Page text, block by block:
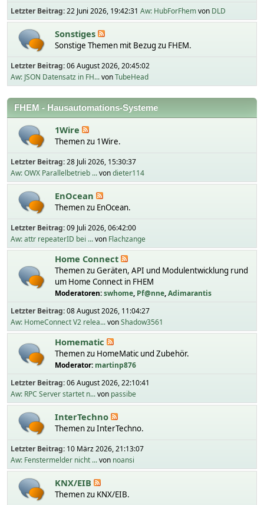
Letzter Beitrag:22 Juni 2026, 19:42:31 Aw: HubForFhemvon DLD
Sonstiges
Sonstige Themen mit Bezug zu FHEM.
Letzter Beitrag:06 August 2026, 20:45:02
Aw: JSON Datensatz in FH...vonTubeHead
FHEM - Hausautomations-Systeme
1Wire
Themen zu 1Wire.
Letzter Beitrag:28 Juli 2026, 15:30:37
Aw: OWX Parallelbetrieb ...vondieter114
EnOcean
Themen zu EnOcean.
Letzter Beitrag:09 Juli 2026, 06:42:00
Aw: attr repeaterID bei ...von Flachzange
Home Connect
Themen zu Geräten, API und Modulentwicklung rund
um Home Connect in FHEM
Moderatoren:swhome, Pf@nne,Adimarantis
Letzter Beitrag:08 August 2026, 11:04:27
Aw: HomeConnect V2 relea...vonShadow3561
Homematic
Themen zu HomeMatic und Zubehör.
Moderator: martinp876
Letzter Beitrag:06 August 2026, 22:10:41
Aw: RPC Server startet n...von passibe
InterTechno
Themen zu InterTechno.
Letzter Beitrag: 10 März 2026, 21:13:07
Aw: Fenstermelder nicht ...von noansi
KNX/EIB
Themen zu KNX/EIB.